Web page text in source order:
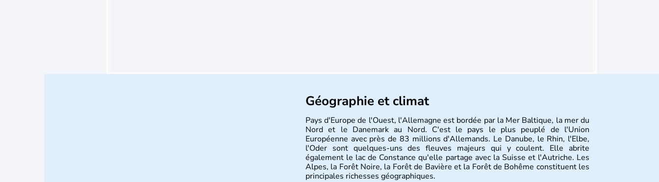
Géographie et climat
Pays d'Europe de l'Ouest, l'Allemagne est bordée par la Mer Baltique, la mer du
Nord et le Danemark au Nord. C'est le pays le plus peuplé de l'Union
Européenne avec près de 83 millions d'Allemands. Le Danube, le Rhin, l'Elbe,
l'Oder sont quelques-uns des fleuves majeurs qui y coulent. Elle abrite
également le lac de Constance qu'elle partage avec la Suisse et l'Autriche. Les
Alpes, la Forêt Noire, la Forêt de Bavière et la Forêt de Bohême constituent les
principales richesses géographiques.